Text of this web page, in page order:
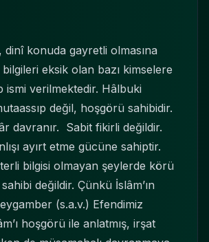
dinî konuda gayretli olmasına
eksik olan bazı kimselere
ismi verilmektedir. Hâlbuki
değil, hoşgörü sahibidir.
davranır. Sabit fikirli değildir.
ayırt etme gücüne sahiptir.
bilgisi olmayan şeylerde körü
değildir. Çünkü İslâm’ın
(s.a.v.) Efendimiz
hoşgörü ile anlatmış, irşat